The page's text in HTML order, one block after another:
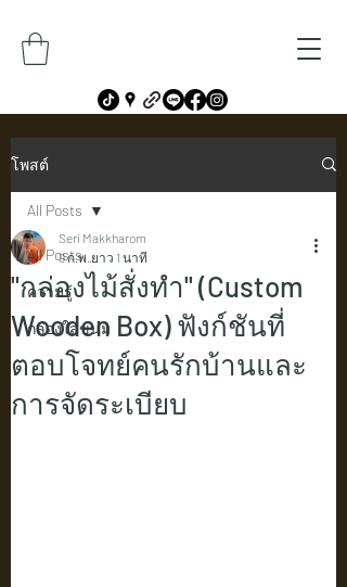
โพสต์
All Posts
ความรู้
กล่องใส่ขนม
All Posts
"กล่องไม้สั่งทำ" (Custom
Wooden Box) ฟังก์ชันที่
ตอบโจทย์คนรักบ้านและ
การจัดระเบียบ
Seri Makkharom
9 ก.พ. ยาว 1 นาที